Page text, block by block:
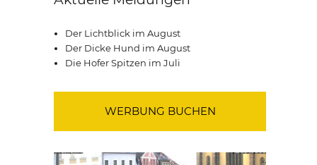
Der Lichtblick im August
Der Dicke Hund im August
Die Hofer Spitzen im Juli
WERBUNG BUCHEN